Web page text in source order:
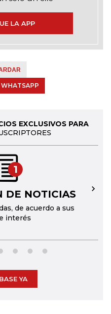
LA APP
WHATSAPP
EXCLUSIVOS PARA
1
DE NOTICIAS
de acuerdo a sus
interés
→
YA